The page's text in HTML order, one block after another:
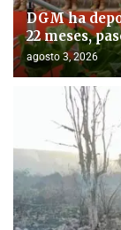
DGM ha
22 meses,
agosto 3, 2026